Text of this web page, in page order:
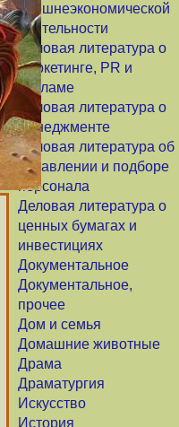
внешнеэкономической
деятельности
Деловая литература о
маркетинге, PR и
рекламе
Деловая литература о
менеджменте
Деловая литература об
управлении и подборе
персонала
Деловая литература о
ценных бумагах и
инвестициях
Документальное
Документальное,
прочее
Дом и семья
Домашние животные
Драма
Драматургия
Искусство
История